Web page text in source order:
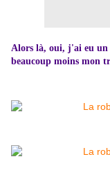
Alors là, oui, j'ai eu un
beaucoup moins mon